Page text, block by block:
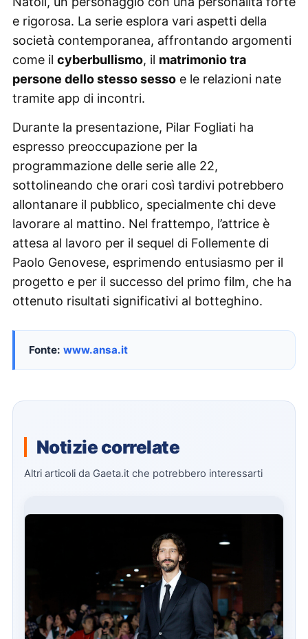
e rigorosa. La serie esplora vari aspetti della
società contemporanea, affrontando argomenti
come il cyberbullismo, il matrimonio tra
persone dello stesso sessoe le relazioni nate
tramite app di incontri.
Durante la presentazione, Pilar Fogliati ha
espresso preoccupazione per la
programmazione delle serie alle 22,
sottolineando che orari così tardivi potrebbero
allontanare il pubblico, specialmente chi deve
lavorare al mattino. Nel frattempo, l’attrice è
attesa al lavoro per il sequel di Follemente di
Paolo Genovese, esprimendo entusiasmo per il
progetto e per il successo del primo film, che ha
ottenuto risultati significativi al botteghino.
Fonte: www.ansa.it
Notizie correlate
Altri articoli da Gaeta.it che potrebbero interessarti